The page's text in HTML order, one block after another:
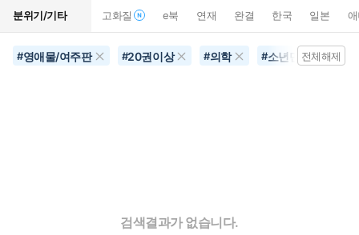
분위기/기타 고화질 e북 연재 완결 한국 일본
#영애물/여주판 #20권이상 #의학 #소년만화전체해제
검색결과가 없습니다.